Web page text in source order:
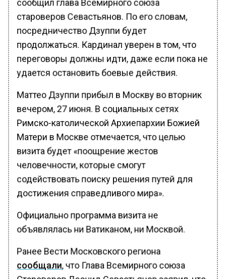
староверов Севастьянов. По его словам,
посредничество Дзуппи будет
продолжаться. Кардинал уверен в том, что
переговоры должны идти, даже если пока не
удается остановить боевые действия.
Маттео Дзуппи прибыл в Москву во вторник
вечером, 27 июня. В социальных сетях
Римско-католической Архиепархии Божией
Матери в Москве отмечается, что целью
визита будет «поощрение жестов
человечности, которые смогут
содействовать поиску решения путей для
достижения справедливого мира».
Официально программа визита не
объявлялась ни Ватиканом, ни Москвой.
Ранее Вести Московского региона
сообщали, что Глава Всемирного союза